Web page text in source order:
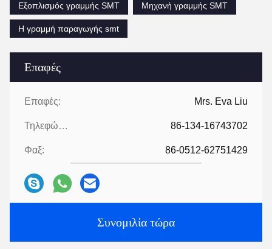
Επαφές
Επαφές: Mrs. Eva Liu
Τηλεφώνημα: 86-134-16743702
Φαξ: 86-0512-62751429
Συνομιλία τώρα
Εξοπλισμός γραμμής SMT
Μηχανή γραμμής SMT
Η γραμμή παραγωγής smt